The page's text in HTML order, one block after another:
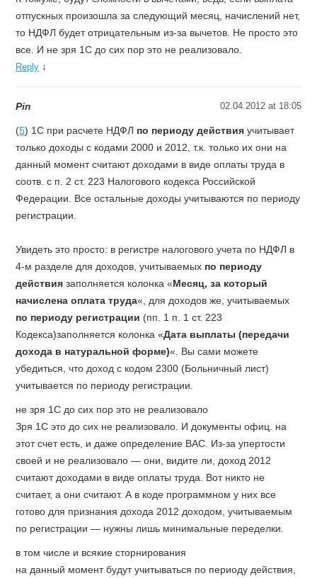
отпускных произошла за следующий месяц, начислений нет,
то НДФЛ будет отрицательным из-за вычетов. Не просто это
все. И не зря 1С до сих пор это не реализовало.
Reply ↓
Pin 02.04.2012 at 18:05
(5) 1C при расчете НДФЛ по периоду действия учитывает
только доходы с кодами 2000 и 2012, т.к. только их они на
данный момент считают доходами в виде оплаты труда в
соотв. с п. 2 ст. 223 Налогового кодекса Российской
Федерации. Все остальные доходы учитываются по периоду
регистрации.
Увидеть это просто: в регистре налогового учета по НДФЛ в
4-м разделе для доходов, учитываемых по периоду
действия заполняется колонка «Месяц, за который
начислена оплата труда«, для доходов же, учитываемых
по периоду регистрации (пп. 1 п. 1 ст. 223
Кодекса)заполняется колонка «Дата выплаты (передачи
дохода в натуральной форме)«. Вы сами можете
убедиться, что доход с кодом 2300 (Больничный лист)
учитывается по периоду регистрации.
не зря 1С до сих пор это не реализовало
Зря 1С это до сих не реализовало. И документы офиц. на
этот счет есть, и даже определение ВАС. Из-за упертости
своей и не реализовало — они, видите ли, доход 2012
считают доходами в виде оплаты труда. Вот никто не
считает, а они считают. А в коде программном у них все
готово для признания дохода 2012 доходом, учитываемым
по регистрации — нужны лишь минимальные переделки.
в том числе и всякие сторнирования
на данный момент будут учитываться по периоду действия,